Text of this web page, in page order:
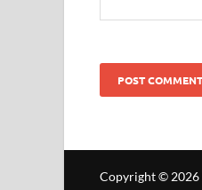
Copyright © 2026